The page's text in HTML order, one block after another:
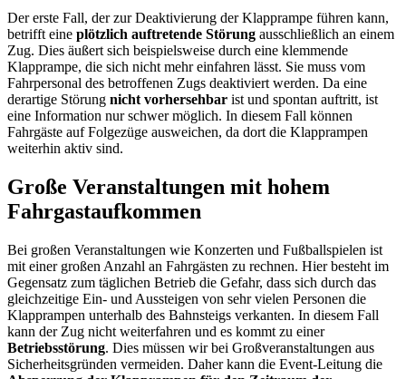
Der erste Fall, der zur Deaktivierung der Klapprampe führen kann,
betrifft eine plötzlich auftretende Störung ausschließlich an einem
Zug. Dies äußert sich beispielsweise durch eine klemmende
Klapprampe, die sich nicht mehr einfahren lässt. Sie muss vom
Fahrpersonal des betroffenen Zugs deaktiviert werden. Da eine
derartige Störung nicht vorhersehbar ist und spontan auftritt, ist
eine Information nur schwer möglich. In diesem Fall können
Fahrgäste auf Folgezüge ausweichen, da dort die Klapprampen
weiterhin aktiv sind.
Große Veranstaltungen mit hohem
Fahrgastaufkommen
Bei großen Veranstaltungen wie Konzerten und Fußballspielen ist
mit einer großen Anzahl an Fahrgästen zu rechnen. Hier besteht im
Gegensatz zum täglichen Betrieb die Gefahr, dass sich durch das
gleichzeitige Ein- und Aussteigen von sehr vielen Personen die
Klapprampen unterhalb des Bahnsteigs verkanten. In diesem Fall
kann der Zug nicht weiterfahren und es kommt zu einer
Betriebsstörung. Dies müssen wir bei Großveranstaltungen aus
Sicherheitsgründen vermeiden. Daher kann die Event-Leitung die